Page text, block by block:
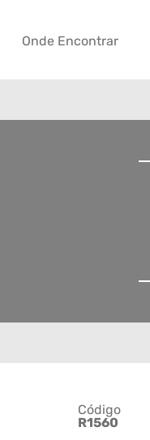
Onde Encontrar
Código
R1560